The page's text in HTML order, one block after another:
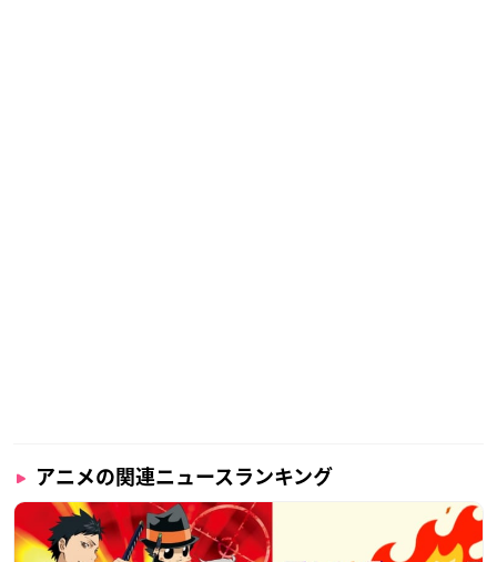
アニメの関連ニュースランキング